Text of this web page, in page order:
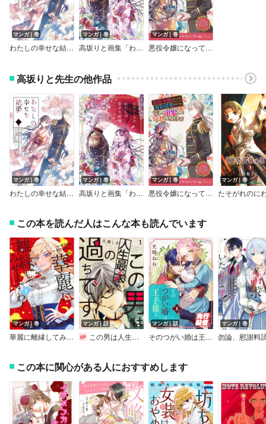
マンガ｜巻
わたしの幸せな結婚 【特典付き】
マンガ｜巻
高坂りと画集「わたしの幸せな結婚」
マンガ｜巻
悪役令嬢になっても婚約破棄されても、今度こそ溺愛されて幸せになります！ 試し読みまとめ本 溺愛・シンデレラストーリー編
高坂りと先生の他作品
マンガ｜巻
わたしの幸せな結婚 【特典付き】
マンガ｜巻
高坂りと画集「わたしの幸せな結婚」
マンガ｜巻
悪役令嬢になっても婚約破棄されても、今度こそ溺愛されて幸せになります！ 試し読みまとめ本 溺愛・シンデレラストーリー編
マンガ｜巻
たそがれのに
この本を読んだ人はこんな本も読んでいます
マンガ｜巻
華麗に離縁してみせますわ！
マンガ｜話
この男は人生最大の過ちです
マンガ｜話
そのつがい婚は王子様と
マンガ｜巻
この本に関心がある人におすすめします